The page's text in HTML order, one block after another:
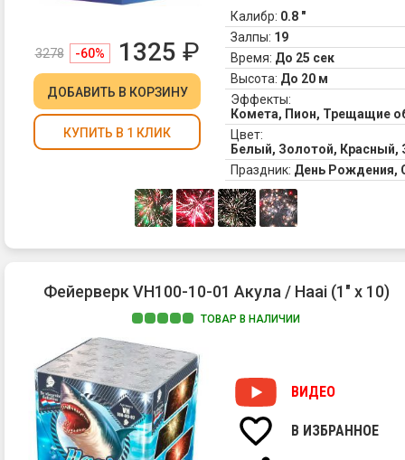
3278 -60% 1325 ₽
ДОБАВИТЬ В КОРЗИНУ
КУПИТЬ В 1 КЛИК
Калибр: 0.8 "
Залпы: 19
Время: До 25 сек
Высота: До 20 м
Эффекты:
Комета, Пион, Трещащие
Цвет:
Белый, Золотой, Красный,
Праздник: День Рождения,
Фейерверк VH100-10-01 Акула / Haai (1" х 10)
ТОВАР В НАЛИЧИИ
ВИДЕО
В ИЗБРАННОЕ